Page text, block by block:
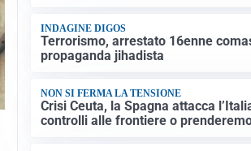
INDAGINE DIGOS
Terrorismo, arrestato 16enne
propaganda jihadista
NON SI FERMA LA TENSIONE
Crisi Ceuta, la Spagna attacca
controlli alle frontiere o